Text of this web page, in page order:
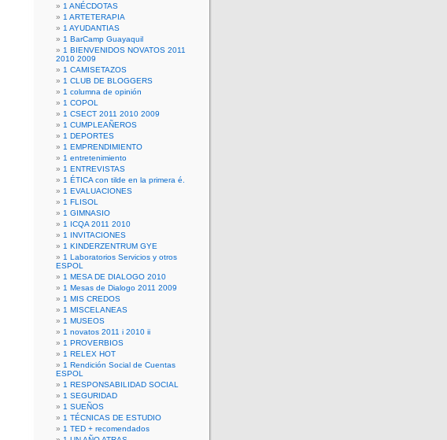
1 ANÉCDOTAS
1 ARTETERAPIA
1 AYUDANTIAS
1 BarCamp Guayaquil
1 BIENVENIDOS NOVATOS 2011
2010 2009
1 CAMISETAZOS
1 CLUB DE BLOGGERS
1 columna de opinión
1 COPOL
1 CSECT 2011 2010 2009
1 CUMPLEAÑEROS
1 DEPORTES
1 EMPRENDIMIENTO
1 entretenimiento
1 ENTREVISTAS
1 ÉTICA con tilde en la primera é.
1 EVALUACIONES
1 FLISOL
1 GIMNASIO
1 ICQA 2011 2010
1 INVITACIONES
1 KINDERZENTRUM GYE
1 Laboratorios Servicios y otros
ESPOL
1 MESA DE DIALOGO 2010
1 Mesas de Dialogo 2011 2009
1 MIS CREDOS
1 MISCELANEAS
1 MUSEOS
1 novatos 2011 i 2010 ii
1 PROVERBIOS
1 RELEX HOT
1 Rendición Social de Cuentas
ESPOL
1 RESPONSABILIDAD SOCIAL
1 SEGURIDAD
1 SUEÑOS
1 TÉCNICAS DE ESTUDIO
1 TED + recomendados